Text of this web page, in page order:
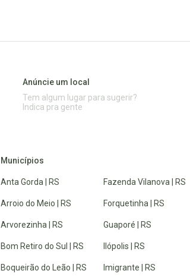
Anúncie um local
Tem algum lugar para sugerir?
Indica pra gente
Municípios
Anta Gorda | RS
Arroio do Meio | RS
Arvorezinha | RS
Bom Retiro do Sul | RS
Boqueirão do Leão | RS
Fazenda Vilanova | RS
Forquetinha | RS
Guaporé | RS
Ilópolis | RS
Imigrante | RS